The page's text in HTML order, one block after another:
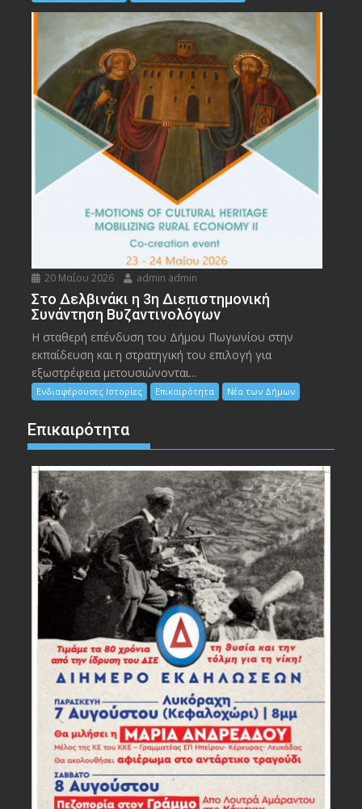
20 Μαΐου 2026 admin admin
Στο Δελβινάκι η 3η Διεπιστημονική
Συνάντηση Βυζαντινολόγων
Η σταθερή επένδυση του Δήμου Πωγωνίου στην
εκπαίδευση και η στρατηγική του επιλογή για
εξωστρέφεια μετουσιώνονται...
Ενδιαφέρουσες Ιστορίες Επικαιρότητα Νέα των Δήμων
Επικαιρότητα